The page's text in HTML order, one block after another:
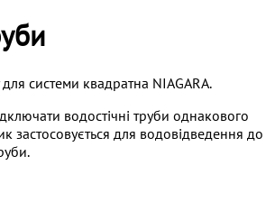
системи квадратна NIAGARA.
водостічні труби однакового
застосовується для водовідведення до